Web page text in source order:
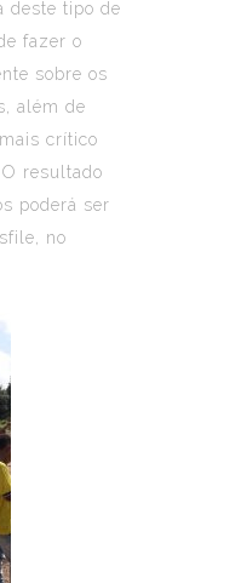
deste tipo de
fazer o
sobre os
além de
crítico
resultado
poderá ser
no